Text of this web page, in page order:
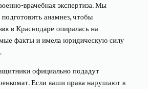
врачебная экспертиза. Мы
анамнез, чтобы
в Краснодаре опиралась на
факты и имела юридическую силу
официально подадут
Если ваши права нарушают в